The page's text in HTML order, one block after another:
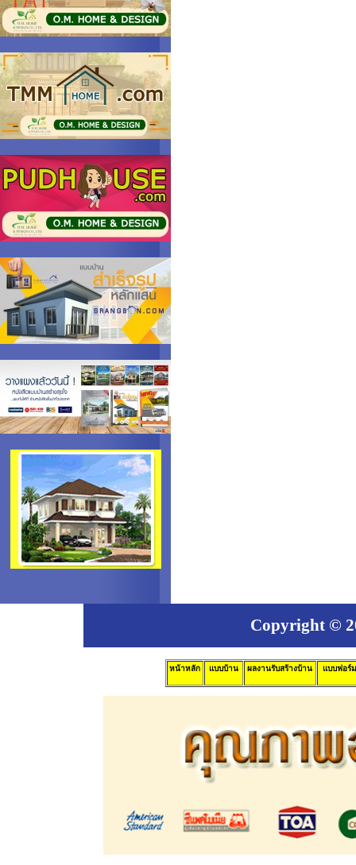
Copyright ©
หน้าหลัก แบบบ้าน ผลงานรับสร้างบ้าน แบบฟอร์